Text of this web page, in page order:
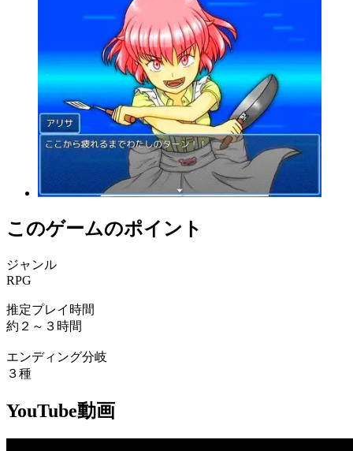
このゲームのポイント
ジャンル
RPG
推定プレイ時間
約２～３時間
エンディング分岐
３種
YouTube動画